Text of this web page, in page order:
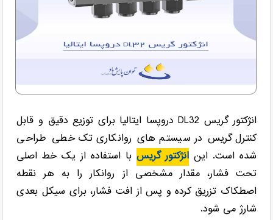
انژکتور گریس DL32 دروپسا ایتالیا برای توزیع دقیق و قابل
کنترل گریس در سیستم های روانکاری تک خطی طراحی
شده است. اینانژکتور گریس با استفاده از یک خط اصلی
تحت فشار، مقدار مشخصی از روانکار را به هر نقطه
اصطکاک تزریق کرده و پس از افت فشار، برای سیکل بعدی
شارژ می شود.